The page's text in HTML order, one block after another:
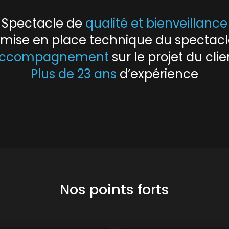
Spectacle de qualité et bienveillance
en place technique du
sur le projet du
Plus de 23 ans d’expérience
Nos points forts